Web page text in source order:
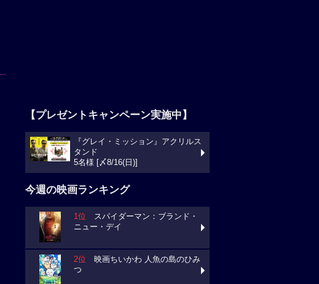
【プレゼントキャンペーン実施中】
『グレイ・ミッション』アクリルス
タンド
5名様 [〆8/16(日)]
今週の映画ランキング
1位 スパイダーマン：ブランド・
ニュー・デイ
2位 映画ちいかわ 人魚の島のひみ
つ